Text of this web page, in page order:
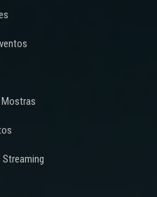
Streaming